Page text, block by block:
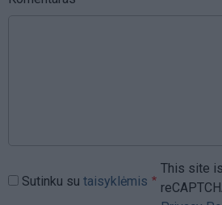
Sutinku su taisyklėmis
This site